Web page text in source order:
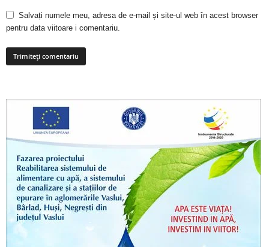
Salvați numele meu, adresa de e-mail și site-ul web în acest browser
pentru data viitoare i comentariu.